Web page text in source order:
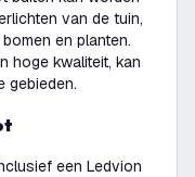
van de tuin,
en planten.
hoge kwaliteit, kan
gebieden.
een Ledvion